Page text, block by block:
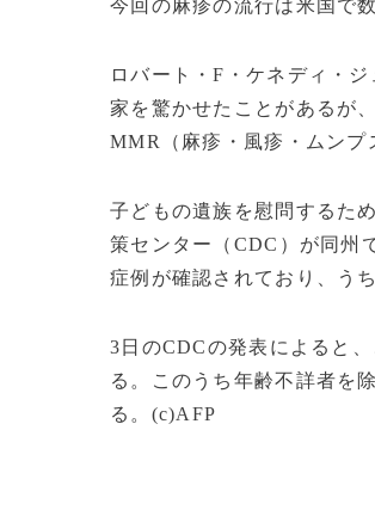
今回の麻疹の流行は米国で
ロバート・F・ケネディ・
家を驚かせたことがあるが
MMR（麻疹・風疹・ムンプ
子どもの遺族を慰問するた
策センター（CDC）が同州
症例が確認されており、う
3日のCDCの発表によると
る。このうち年齢不詳者を
る。(c)AFP